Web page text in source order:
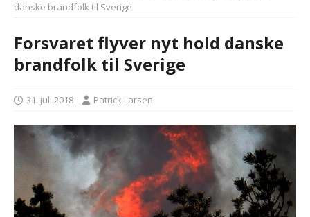
danske brandfolk til Sverige
Forsvaret flyver nyt hold danske
brandfolk til Sverige
31. juli 2018 Patrick Larsen